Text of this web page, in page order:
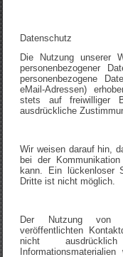
Datenschutz
Die Nutzung unserer
personenbezogener
personenbezogene
eMail-Adressen)
stets auf freiwilliger
ausdrückliche
Wir weisen darauf hin,
bei der
kann. Ein lückenloser
Dritte ist nicht möglich.
Der Nutzung von
veröffentlichten
nicht